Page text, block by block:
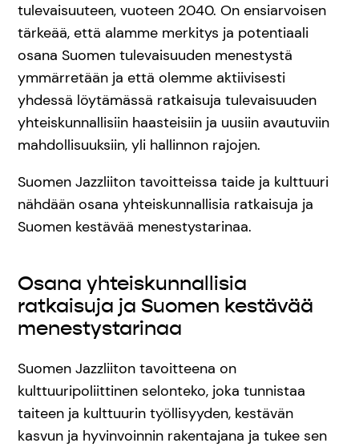
tulevaisuuteen, vuoteen 2040. On ensiarvoisen
tärkeää, että alamme merkitys ja potentiaali
osana Suomen tulevaisuuden menestystä
ymmärretään ja että olemme aktiivisesti
yhdessä löytämässä ratkaisuja tulevaisuuden
yhteiskunnallisiin haasteisiin ja uusiin avautuviin
mahdollisuuksiin, yli hallinnon rajojen.
Suomen Jazzliiton tavoitteissa taide ja kulttuuri
nähdään osana yhteiskunnallisia ratkaisuja ja
Suomen kestävää menestystarinaa.
Osana yhteiskunnallisia
ratkaisuja ja Suomen kestävää
menestystarinaa
Suomen Jazzliiton tavoitteena on
kulttuuripoliittinen selonteko, joka tunnistaa
taiteen ja kulttuurin työllisyyden, kestävän
kasvun ja hyvinvoinnin rakentajana ja tukee sen